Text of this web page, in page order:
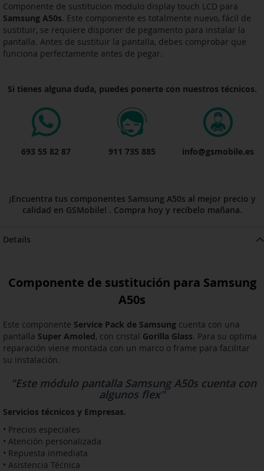
Componente de sustitucion modulo display touch LCD para
Samsung A50s. Este componente es totalmente nuevo, fácil de
sustituir, se requiere disponer de pegamento para instalar la
pantalla. Antes de sustituir la pantalla, debes comprobar que
funciona perfectamente antes de pegar.
Si tienes alguna duda, puedes ponerte con nuestros técnicos.
693 55 82 87 911 735 885 info@gsmobile.es
¡Encuentra tus componentes Samsung A50s al mejor precio y
calidad en GSMobile! . Compra hoy y recíbelo mañana.
Details
Componente de sustitución para Samsung
A50s
Este componente Service Pack de Samsung cuenta con una
pantalla Super Amoled, con cristal Gorilla Glass. Para su optima
reparación viene montada con un marco o frame para facilitar
su instalación.
"Este módulo pantalla Samsung A50s cuenta con
algunos flex"
Servicios técnicos y Empresas.
• Precios especiales
• Atención personalizada
• Repuesta inmediata
• Asistencia Técnica